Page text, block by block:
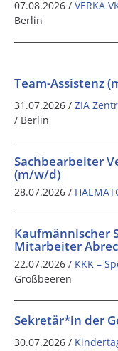
07.08.2026 / VERKA
Berlin
Team-Assistenz
31.07.2026 / ZIA
/ Berlin
Sachbearbeiter
(m/w/d)
28.07.2026 /
Kaufmännischer
Mitarbeiter
22.07.2026 / KKK –
Großbeeren
Sekretär*in der
30.07.2026 /